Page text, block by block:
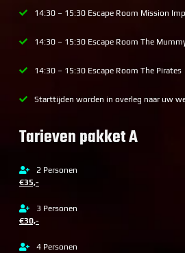
14:30 – 15:30 Escape Room Mission
14:30 – 15:30 Escape Room The
14:30 – 15:30 Escape Room The Pirates
Starttijden worden in overleg naar uw
Tarieven pakket A
2 Personen
€35,-
3 Personen
€30,-
4 Personen